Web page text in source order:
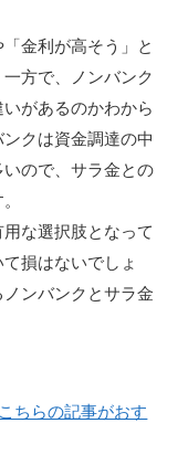
金利が高そう」と
方で、ノンバンク
があるのかわから
クは資金調達の中
ので、サラ金との
な選択肢となって
損はないでしょ
ンバンクとサラ金
ちらの記事がおす